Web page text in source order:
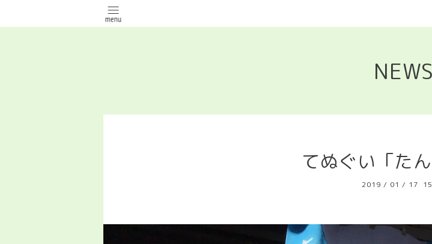
NEWS
てぬぐい「た
2019 / 01 / 17